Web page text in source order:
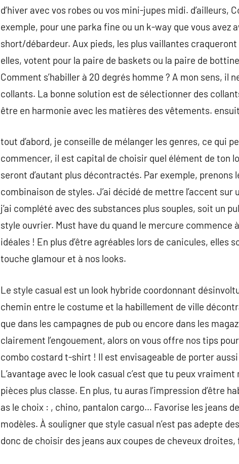
d’hiver avec vos robes ou vos mini-jupes midi. d’ailleurs,
exemple, pour une parka fine ou un k-way que vous avez
short/débardeur. Aux pieds, les plus vaillantes
elles, votent pour la paire de baskets ou la paire de
Comment s’habiller à 20 degrés homme ? A mon sens,
collants. La bonne solution est de sélectionner des
être en harmonie avec les matières des vêtements.
tout d’abord, je conseille de mélanger les genres, ce qui
commencer, il est capital de choisir quel élément de ton
seront d’autant plus décontractés. Par exemple,
combinaison de styles. J’ai décidé de mettre l’accent
j’ai complété avec des substances plus souples, soit un
style ouvrier. Must have du quand le mercure
idéales ! En plus d’être agréables lors de canicules,
touche glamour et à nos looks.
Le style casual est un look hybride coordonnant
chemin entre le costume et la habillement de ville
que dans les campagnes de pub ou encore dans les
clairement l’engouement, alors on vous offre nos tips
combo costard t-shirt ! Il est envisageable de porter
L’avantage avec le look casual c’est que tu peux
pièces plus classe. En plus, tu auras l’impression d’être
as le choix : , chino, pantalon cargo… Favorise les jeans
modèles. À souligner que style casual n’est pas adepte
donc de choisir des jeans aux coupes de cheveux droites,